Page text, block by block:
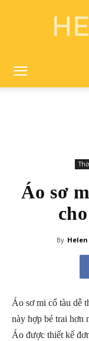
Áo sơ
By
Áo sơ mi cổ tàu dễ
này hợp bé trai hơn
Áo được thiết kế